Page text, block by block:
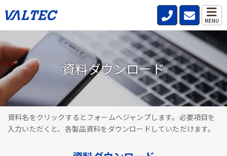
MENU
資料ダウンロード
資料名をクリックするとフォームへジャンプします。必要項目を
入力いただくと、各製品資料をダウンロードしていただけます。